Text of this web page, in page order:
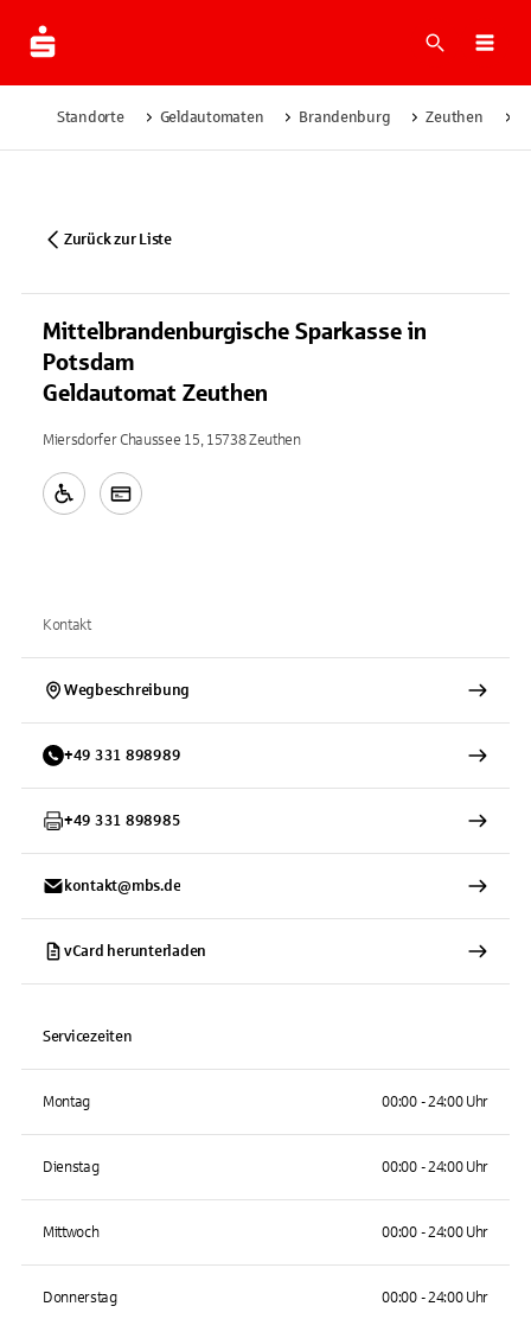
Suche
Standorte Geldautomaten Brandenburg Zeuthen
Zurück zur Liste
Mittelbrandenburgische Sparkasse in
Potsdam
Geldautomat Zeuthen
Miersdorfer Chaussee 15, 15738 Zeuthen
Kontakt
Wegbeschreibung
+49 331 898989
+49 331 898985
kontakt@mbs.de
vCard herunterladen
Servicezeiten
Montag 00:00 - 24:00 Uhr
Dienstag 00:00 - 24:00 Uhr
Mittwoch 00:00 - 24:00 Uhr
Donnerstag 00:00 - 24:00 Uhr